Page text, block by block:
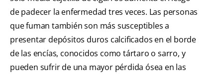
de padecer la enfermedad tres veces. Las personas
que fuman también son más susceptibles a
presentar depósitos duros calcificados en el borde
de las encías, conocidos como tártaro o sarro, y
pueden sufrir de una mayor pérdida ósea en las